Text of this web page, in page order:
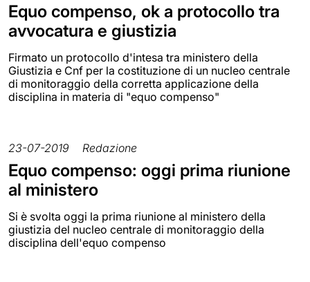
Equo compenso, ok a protocollo tra
avvocatura e giustizia
Firmato un protocollo d'intesa tra ministero della
Giustizia e Cnf per la costituzione di un nucleo centrale
di monitoraggio della corretta applicazione della
disciplina in materia di "equo compenso"
23-07-2019 Redazione
Equo compenso: oggi prima riunione
al ministero
Si è svolta oggi la prima riunione al ministero della
giustizia del nucleo centrale di monitoraggio della
disciplina dell'equo compenso